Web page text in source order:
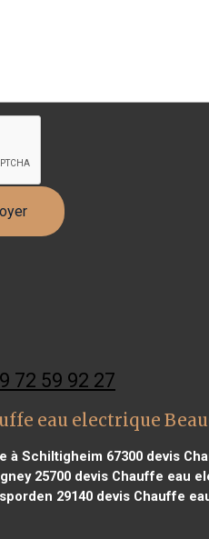
72 59 92 27
eau electrique
à Schiltigheim 67300 devis
25700 devis Chauffe eau
29140devis Chauffe